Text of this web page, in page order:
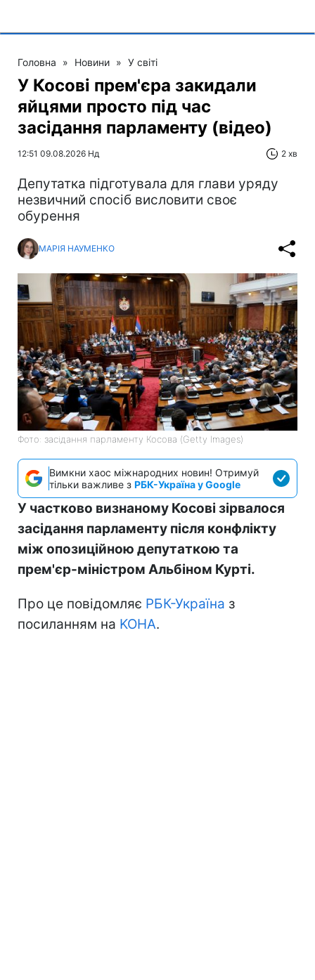
Головна » Новини » У світі
У Косові прем'єра закидали
яйцями просто під час
засідання парламенту (відео)
12:51 09.08.2026 Нд 2 хв
Депутатка підготувала для глави уряду
незвичний спосіб висловити своє
обурення
МАРІЯ НАУМЕНКО
Фото: засідання парламенту Косова (Getty Images)
Вимкни хаос міжнародних новин! Отримуй
тільки важливе з РБК-Україна у Google
У частково визнаному Косові зірвалося
засідання парламенту після конфлікту
між опозиційною депутаткою та
прем'єр-міністром Альбіном Курті.
Про це повідомляє РБК-Україна з
посиланням на KOHA.